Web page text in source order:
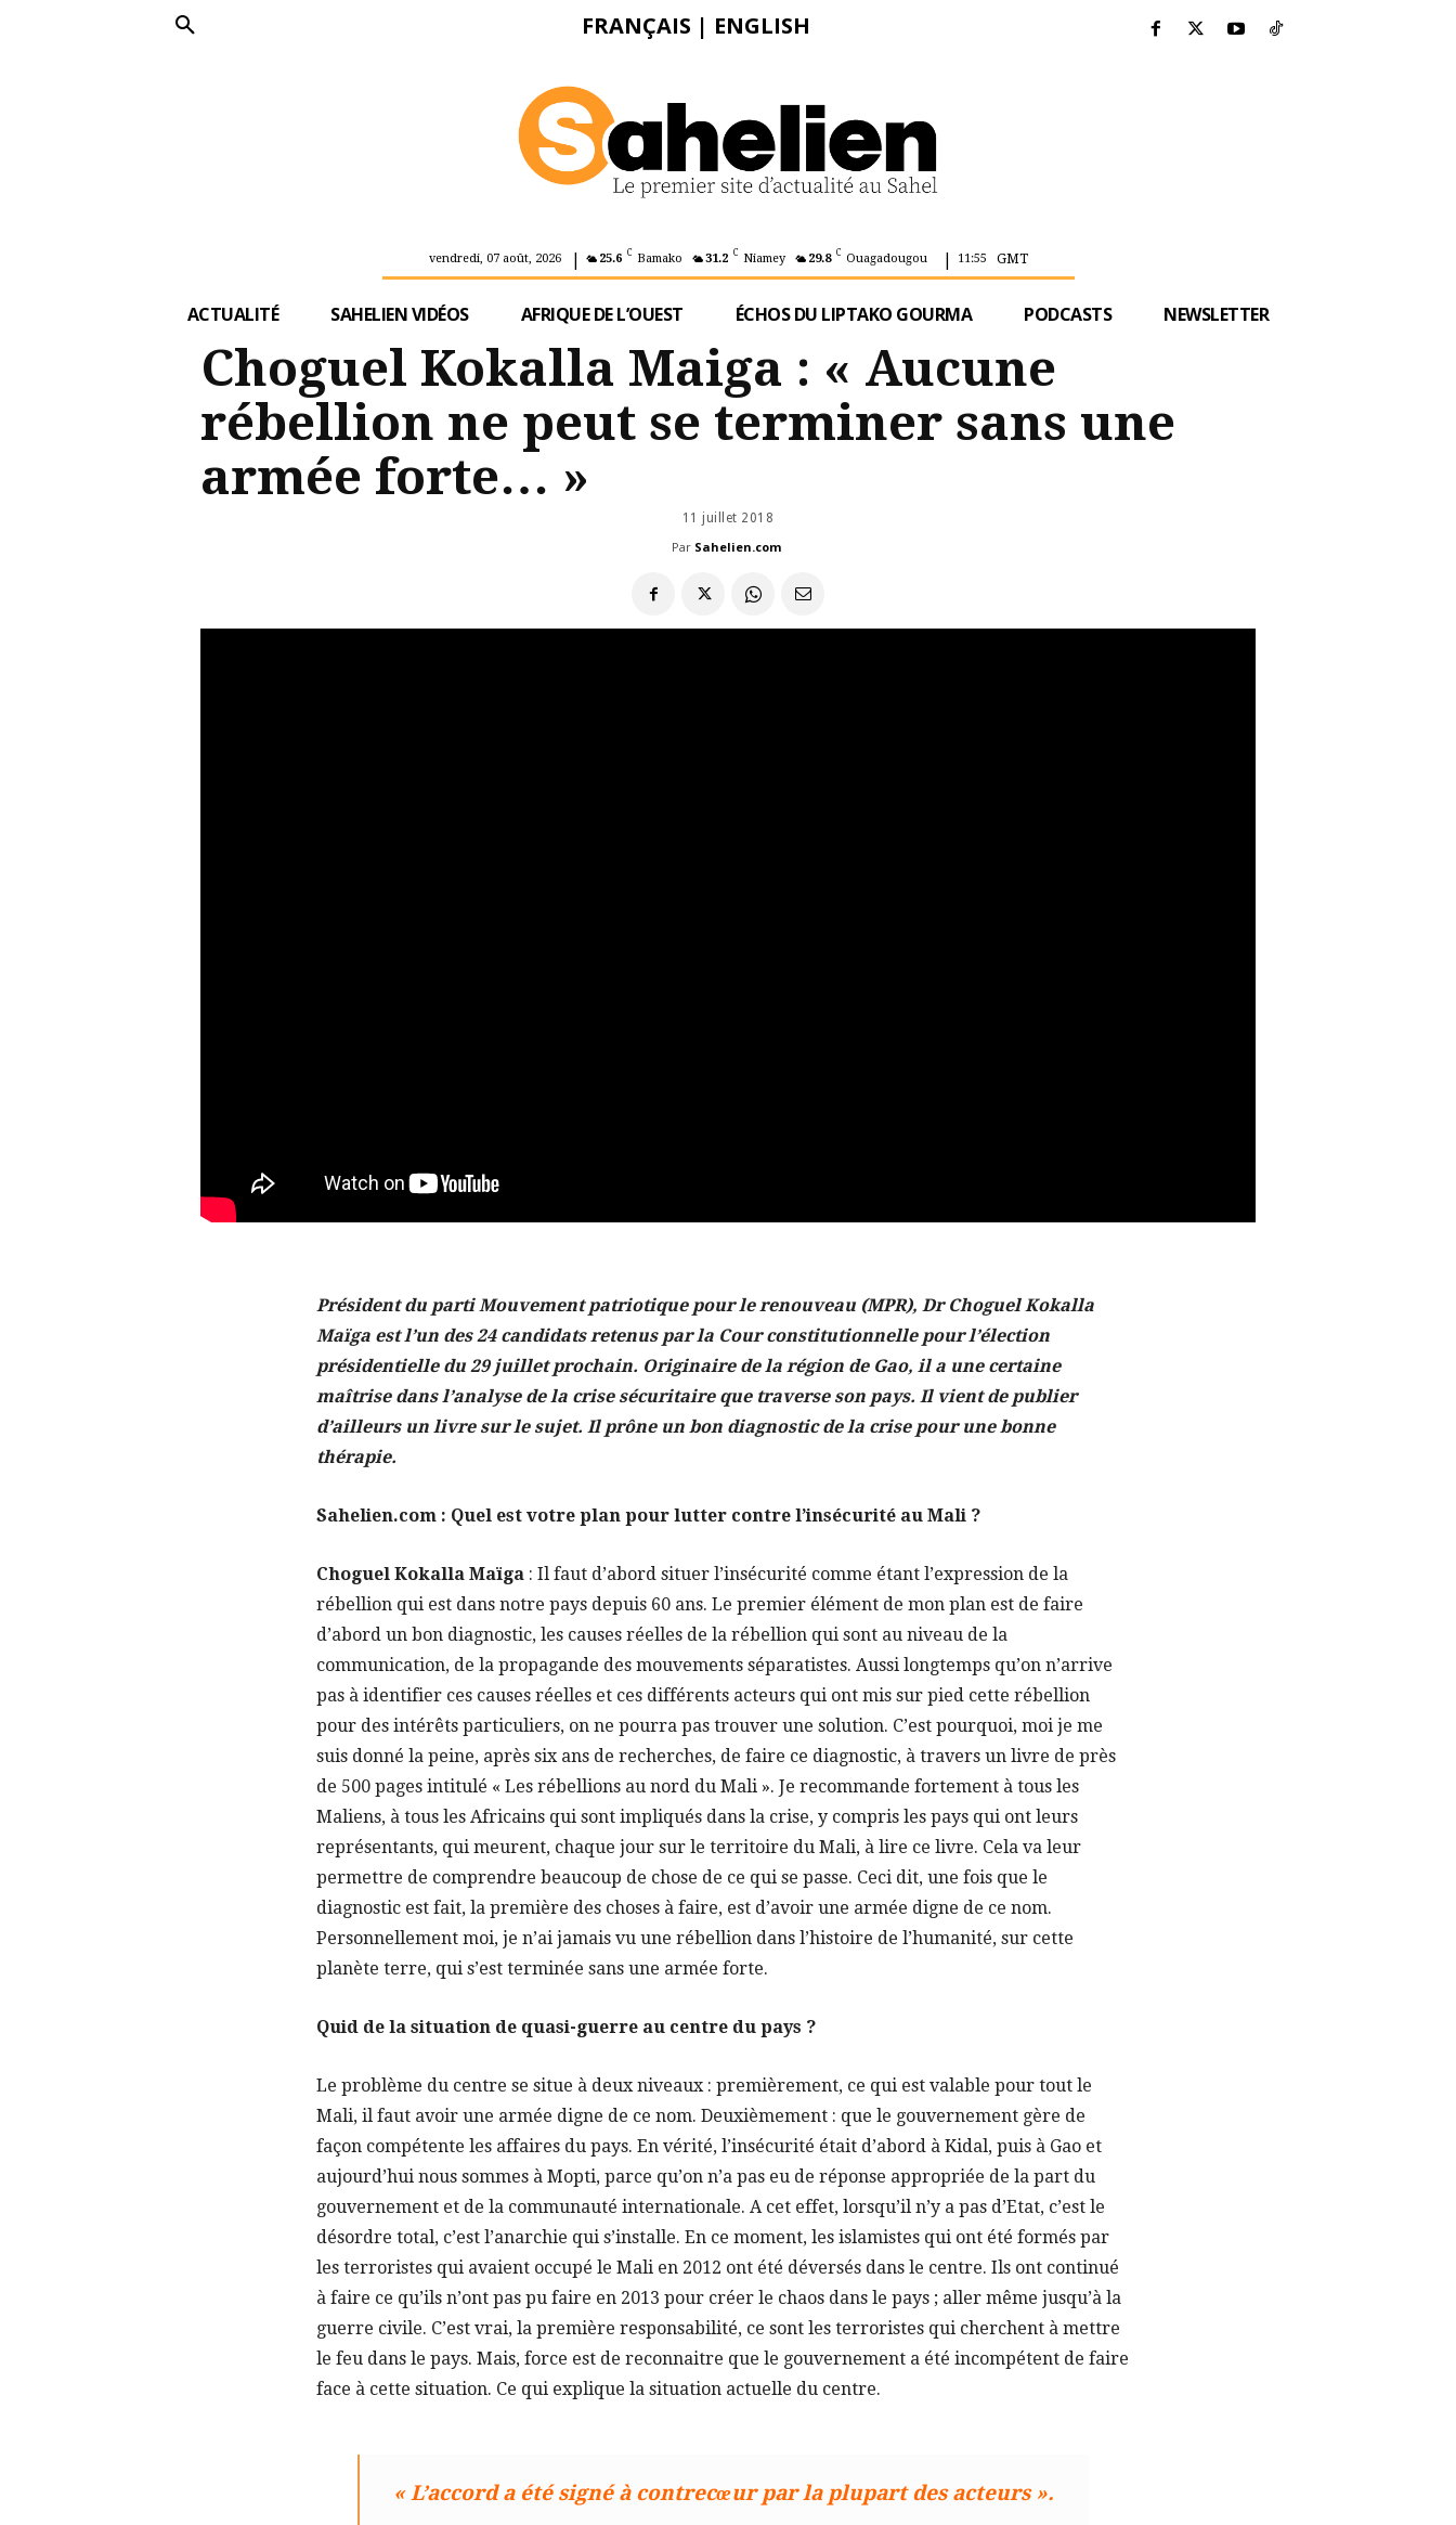
FRANÇAIS | ENGLISH
vendredi, 07 août, 2026 | 25.6 C Bamako 31.2 C Niamey 29.8 C Ouagadougou | 11:55 GMT
ACTUALITÉ SAHELIEN VIDÉOS AFRIQUE DE L’OUEST ÉCHOS DU LIPTAKO GOURMA PODCASTS NEWSLETTER
Choguel Kokalla Maiga : « Aucune
rébellion ne peut se terminer sans une
armée forte… »
11 juillet 2018
Par Sahelien.com
Président du parti Mouvement patriotique pour le renouveau (MPR), Dr Choguel Kokalla
Maïga est l’un des 24 candidats retenus par la Cour constitutionnelle pour l’élection
présidentielle du 29 juillet prochain. Originaire de la région de Gao, il a une certaine
maîtrise dans l’analyse de la crise sécuritaire que traverse son pays. Il vient de publier
d’ailleurs un livre sur le sujet. Il prône un bon diagnostic de la crise pour une bonne
thérapie.
Sahelien.com : Quel est votre plan pour lutter contre l’insécurité au Mali ?
Choguel Kokalla Maïga : Il faut d’abord situer l’insécurité comme étant l’expression de la
rébellion qui est dans notre pays depuis 60 ans. Le premier élément de mon plan est de faire
d’abord un bon diagnostic, les causes réelles de la rébellion qui sont au niveau de la
communication, de la propagande des mouvements séparatistes. Aussi longtemps qu’on n’arrive
pas à identifier ces causes réelles et ces différents acteurs qui ont mis sur pied cette rébellion
pour des intérêts particuliers, on ne pourra pas trouver une solution. C’est pourquoi, moi je me
suis donné la peine, après six ans de recherches, de faire ce diagnostic, à travers un livre de près
de 500 pages intitulé « Les rébellions au nord du Mali ». Je recommande fortement à tous les
Maliens, à tous les Africains qui sont impliqués dans la crise, y compris les pays qui ont leurs
représentants, qui meurent, chaque jour sur le territoire du Mali, à lire ce livre. Cela va leur
permettre de comprendre beaucoup de chose de ce qui se passe. Ceci dit, une fois que le
diagnostic est fait, la première des choses à faire, est d’avoir une armée digne de ce nom.
Personnellement moi, je n’ai jamais vu une rébellion dans l’histoire de l’humanité, sur cette
planète terre, qui s’est terminée sans une armée forte.
Quid de la situation de quasi-guerre au centre du pays ?
Le problème du centre se situe à deux niveaux : premièrement, ce qui est valable pour tout le
Mali, il faut avoir une armée digne de ce nom. Deuxièmement : que le gouvernement gère de
façon compétente les affaires du pays. En vérité, l’insécurité était d’abord à Kidal, puis à Gao et
aujourd’hui nous sommes à Mopti, parce qu’on n’a pas eu de réponse appropriée de la part du
gouvernement et de la communauté internationale. A cet effet, lorsqu’il n’y a pas d’Etat, c’est le
désordre total, c’est l’anarchie qui s’installe. En ce moment, les islamistes qui ont été formés par
les terroristes qui avaient occupé le Mali en 2012 ont été déversés dans le centre. Ils ont continué
à faire ce qu’ils n’ont pas pu faire en 2013 pour créer le chaos dans le pays ; aller même jusqu’à la
guerre civile. C’est vrai, la première responsabilité, ce sont les terroristes qui cherchent à mettre
le feu dans le pays. Mais, force est de reconnaitre que le gouvernement a été incompétent de faire
face à cette situation. Ce qui explique la situation actuelle du centre.
« L’accord a été signé à contrecœur par la plupart des acteurs ».